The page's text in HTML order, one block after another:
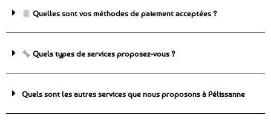
Quelles sont vos méthodes de paiement acceptées ?
Quels types de services proposez-vous ?
Quels sont les autres services que nous proposons à Pélissanne